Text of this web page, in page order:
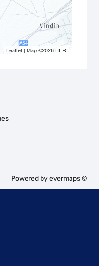
Leaflet| Map ©2026 HERE
Powered byevermaps ©